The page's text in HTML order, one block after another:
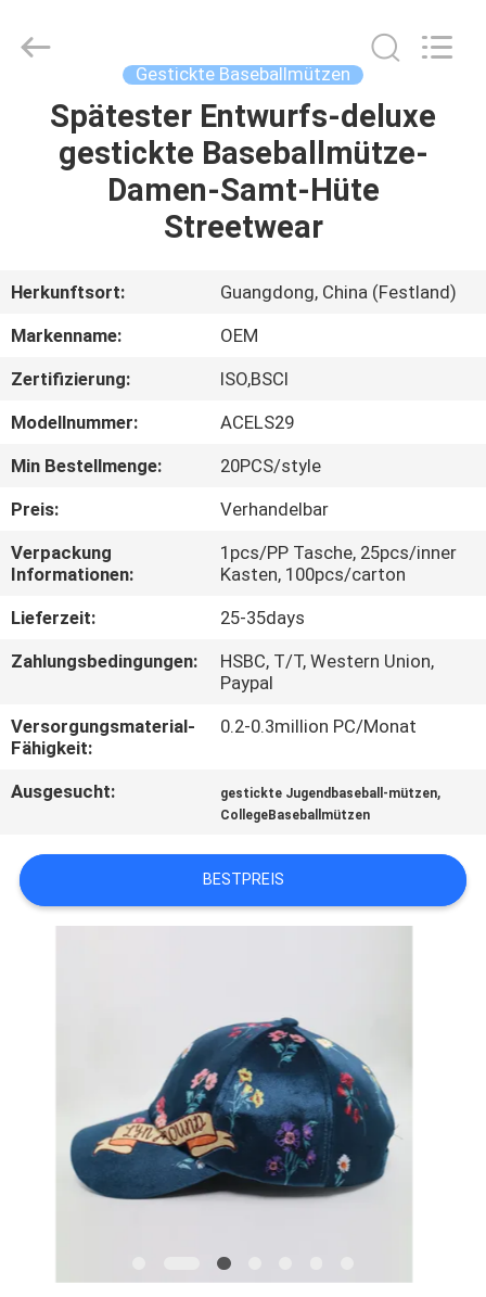
HAUS
PRODUKTE
UNS
AUSFLUG
QUALITÄTSKONTROLLE
TRETEN
SIE
MIT
UNS
VERBINDUNG
NACHRICHTEN
FÄLLE
SITEMAP
Ltd..
Gestickte Baseballmützen
Spätester Entwurfs-deluxe
gestickte Baseballmütze-
Damen-Samt-Hüte
Streetwear
Herkunftsort:
Guangdong, China (Festland)
Markenname:
OEM
Zertifizierung:
ISO,BSCI
Modellnummer:
ACELS29
Min Bestellmenge:
20PCS/style
Preis:
Verhandelbar
Verpackung
Informationen:
1pcs/PP Tasche, 25pcs/inner
Kasten, 100pcs/carton
Lieferzeit:
25-35days
Zahlungsbedingungen:
HSBC, T/T, Western Union,
Paypal
Versorgungsmaterial-
Fähigkeit:
0.2-0.3million PC/Monat
Ausgesucht: gestickte Jugendbaseball-mützen,
CollegeBaseballmützen
BESTPREIS